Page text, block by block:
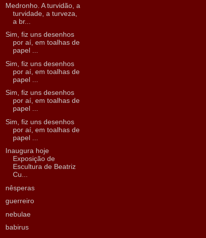
Medronho. A turvidão, a
turvidade, a turveza,
a br...
Sim, fiz uns desenhos
por aí, em toalhas de
papel ...
Sim, fiz uns desenhos
por aí, em toalhas de
papel ...
Sim, fiz uns desenhos
por aí, em toalhas de
papel ...
Sim, fiz uns desenhos
por aí, em toalhas de
papel ...
Inaugura hoje
Exposição de
Escultura de Beatriz
Cu...
nêsperas
guerreiro
nebulae
babirus